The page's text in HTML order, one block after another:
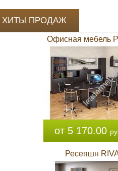
ХИТЫ ПРОДАЖ
Офисная мебель
от 5 170.00
Ресепшн